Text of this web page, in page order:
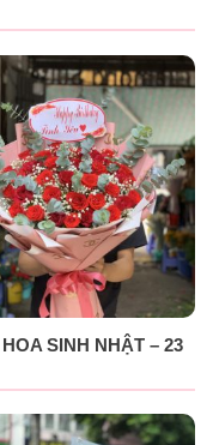
SINH NHẬT – 23